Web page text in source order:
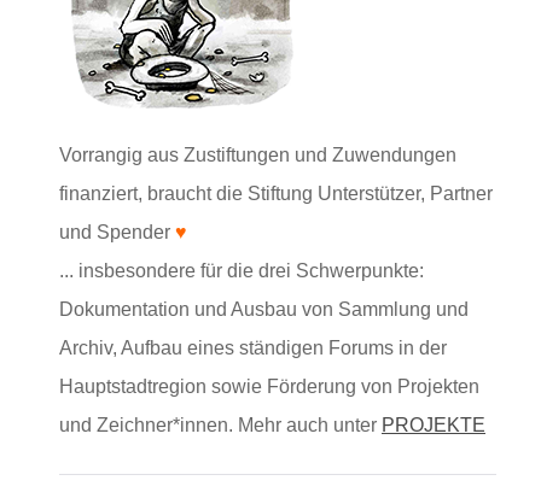
Vorrangig aus Zustiftungen und Zuwendungen
finanziert, braucht die Stiftung Unterstützer, Partner
und Spender ♥
... insbesondere für die drei Schwerpunkte:
Dokumentation und Ausbau von Sammlung und
Archiv, Aufbau eines ständigen Forums in der
Hauptstadtregion sowie Förderung von Projekten
und Zeichner*innen. Mehr auch unter PROJEKTE